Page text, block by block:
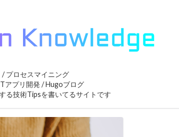
プロセスマイニング
アプリ開発 / Hugoブログ
る技術Tipsを書いてるサイトです